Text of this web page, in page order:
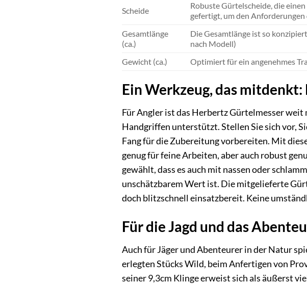
Scheide
Robuste Gürtelscheide, die
gefertigt, um den
Gesamtlänge
(ca.)
Die Gesamtlänge ist so
nach Modell)
Gewicht (ca.)
Optimiert für ein angenehmes
Ein Werkzeug, das
Für Angler ist das Herbertz Gürtelmesser weit
Handgriffen unterstützt. Stellen Sie sich vor,
Fang für die Zubereitung vorbereiten. Mit
genug für feine Arbeiten, aber auch robust
gewählt, dass es auch mit nassen oder
unschätzbarem Wert ist. Die mitgelieferte
doch blitzschnell einsatzbereit. Keine
Für die Jagd und das
Auch für Jäger und Abenteurer in der Natur
erlegten Stücks Wild, beim Anfertigen von
seiner 9,3cm Klinge erweist sich als äußerst